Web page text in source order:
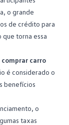
o grande
de crédito para
que torna essa
carro
é considerado o
benefícios
o
taxas